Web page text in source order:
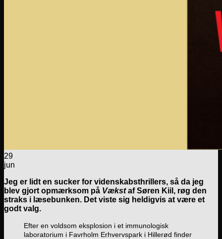
29
jun
Jeg er lidt en sucker for videnskabsthrillers, så da jeg
blev gjort opmærksom på Vækstaf Søren Kiil, røg den
straks i læsebunken. Det viste sig heldigvis at være et
godt valg.
Efter en voldsom eksplosion i et immunologisk
laboratorium i Favrholm Erhvervspark i Hillerød finder